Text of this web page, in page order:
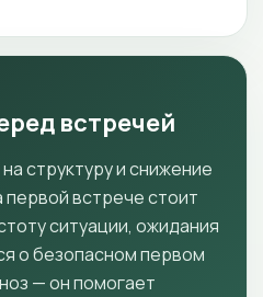
встречей
структуру и снижение
встрече стоит
ситуации, ожидания
о безопасном первом
— он помогает